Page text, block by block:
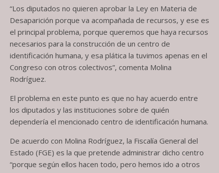
“Los diputados no quieren aprobar la Ley en Materia de
Desaparición porque va acompañada de recursos, y ese es
el principal problema, porque queremos que haya recursos
necesarios para la construcción de un centro de
identificación humana, y esa plática la tuvimos apenas en el
Congreso con otros colectivos”, comenta Molina
Rodríguez.
El problema en este punto es que no hay acuerdo entre
los diputados y las instituciones sobre de quién
dependería el mencionado centro de identificación humana.
De acuerdo con Molina Rodríguez, la Fiscalía General del
Estado (FGE) es la que pretende administrar dicho centro
“porque según ellos hacen todo, pero hemos ido a otros